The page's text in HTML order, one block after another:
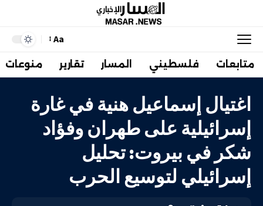
Aa
متابعات فلسطيني المسار تقارير منوعات
اغتيال إسماعيل هنية في غارة
إسرائيلية على طهران وفؤاد
شكر في بيروت: تحليل
إسرائيلي لتوسيع الحرب